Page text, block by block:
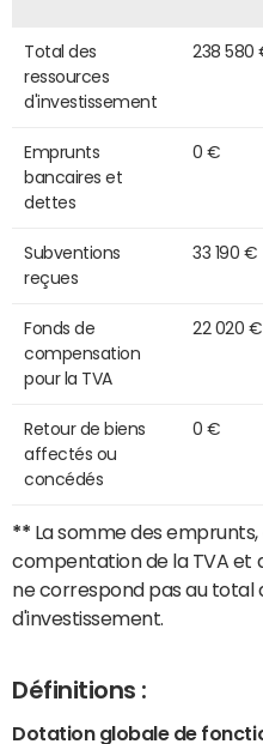
Total des
ressources
d'investissement
238 580
Emprunts
bancaires et
dettes
0 €
Subventions
reçues
33 190 €
Fonds de
compensation
pour la TVA
22 020 €
Retour de biens
affectés ou
concédés
0 €
** La somme des emprunts,
compentation de la TVA et
ne correspond pas au total
d'investissement.
Définitions :
Dotation globale de